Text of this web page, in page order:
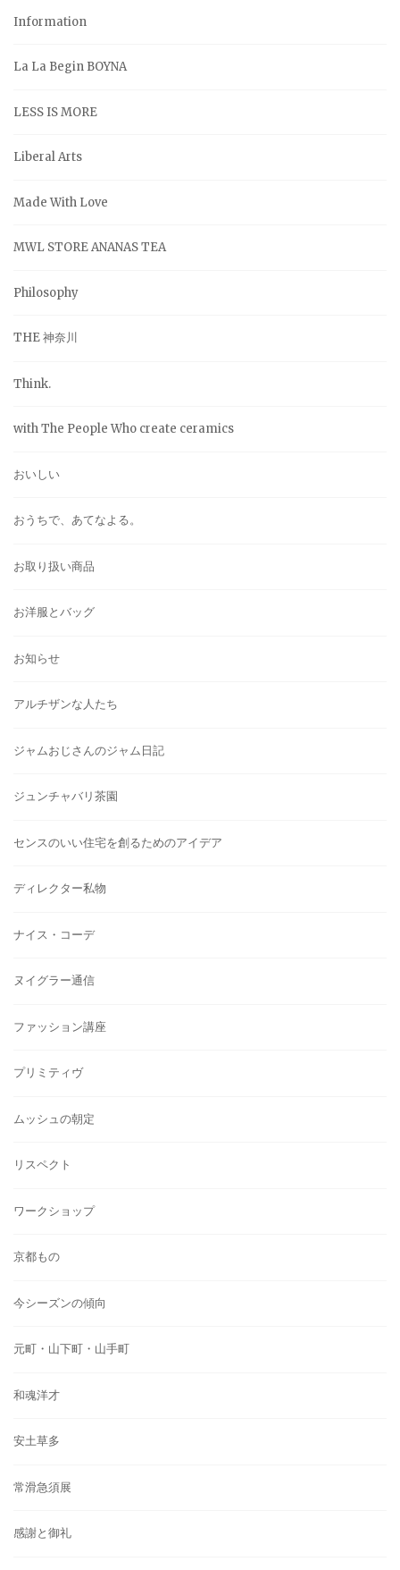
Information
La La Begin BOYNA
LESS IS MORE
Liberal Arts
Made With Love
MWL STORE ANANAS TEA
Philosophy
THE 神奈川
Think.
with The People Who create ceramics
おいしい
おうちで、あてなよる。
お取り扱い商品
お洋服とバッグ
お知らせ
アルチザンな人たち
ジャムおじさんのジャム日記
ジュンチャバリ茶園
センスのいい住宅を創るためのアイデア
ディレクター私物
ナイス・コーデ
ヌイグラー通信
ファッション講座
プリミティヴ
ムッシュの朝定
リスペクト
ワークショップ
京都もの
今シーズンの傾向
元町・山下町・山手町
和魂洋才
安土草多
常滑急須展
感謝と御礼